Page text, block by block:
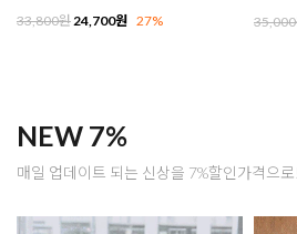
33,800원24,700원 27%
NEW 7%
매일 업데이트 되는 신상을 7%할인가격으로!